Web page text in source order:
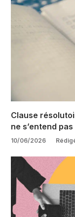
Clause
ne s’entend
10/06/2026